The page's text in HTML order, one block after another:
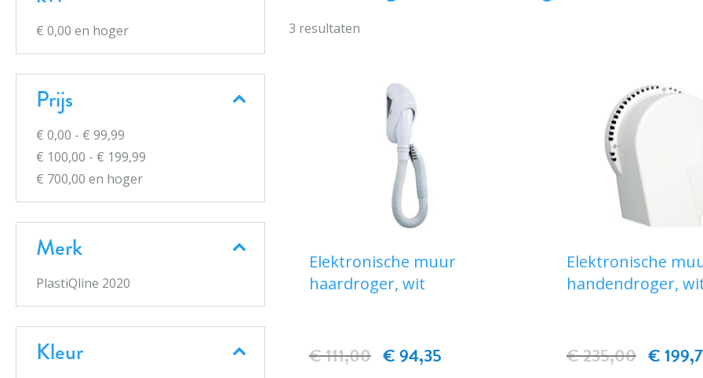
3 resultaten
Elektronische muur
haardroger, wit
€ 94,35
€ 111,00
Elektronische
handendroger,
€
€ 235,00
€ 0,00 en hoger
Prijs
€ 0,00 - € 99,99
€ 100,00 - € 199,99
€ 700,00 en hoger
Merk
PlastiQline 2020
Kleur